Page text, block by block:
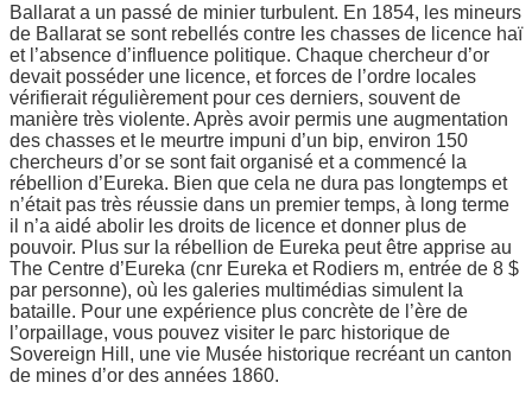
Ballarat a un passé de minier turbulent. En 1854, les mineurs
de Ballarat se sont rebellés contre les chasses de licence haï
et l’absence d’influence politique. Chaque chercheur d’or
devait posséder une licence, et forces de l’ordre locales
vérifierait régulièrement pour ces derniers, souvent de
manière très violente. Après avoir permis une augmentation
des chasses et le meurtre impuni d’un bip, environ 150
chercheurs d’or se sont fait organisé et a commencé la
rébellion d’Eureka. Bien que cela ne dura pas longtemps et
n’était pas très réussie dans un premier temps, à long terme
il n’a aidé abolir les droits de licence et donner plus de
pouvoir. Plus sur la rébellion de Eureka peut être apprise au
The Centre d’Eureka (cnr Eureka et Rodiers m, entrée de 8 $
par personne), où les galeries multimédias simulent la
bataille. Pour une expérience plus concrète de l’ère de
l’orpaillage, vous pouvez visiter le parc historique de
Sovereign Hill, une vie Musée historique recréant un canton
de mines d’or des années 1860.